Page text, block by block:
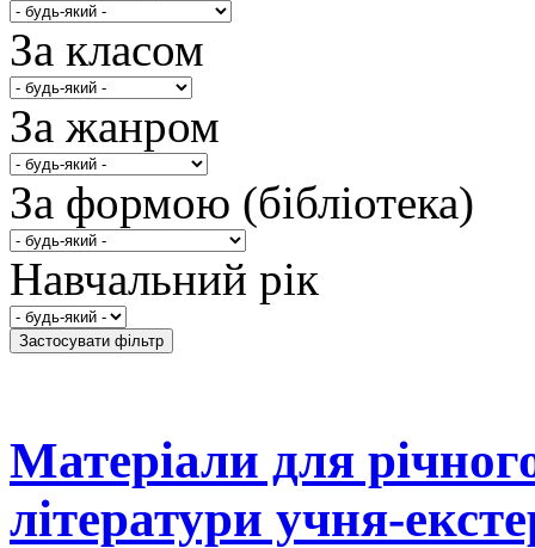
За класом
За жанром
За формою (бібліотека)
Навчальний рік
Матеріали для
літератури учня-